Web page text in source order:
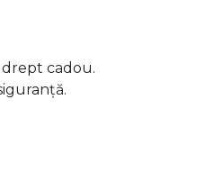
cadou.